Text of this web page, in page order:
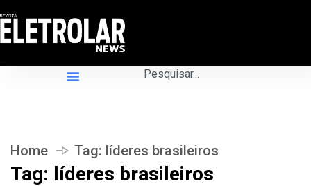
Home Tag: líderes brasileiros
Tag: líderes brasileiros